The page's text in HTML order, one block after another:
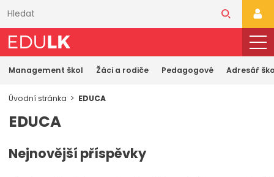
obsahu
Management škol Žáci a rodiče Pedagogové Adresář
Úvodní stránka EDUCA
EDUCA
Nejnovější příspěvky